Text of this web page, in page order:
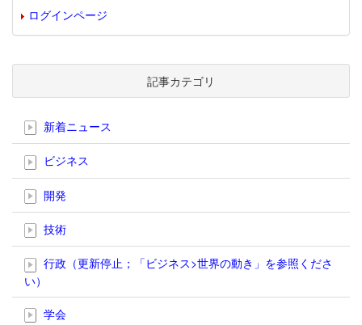
ログインページ
記事カテゴリ
新着ニュース
ビジネス
開発
技術
行政（更新停止；「ビジネス>世界の動き」を参照くださ
い）
学会